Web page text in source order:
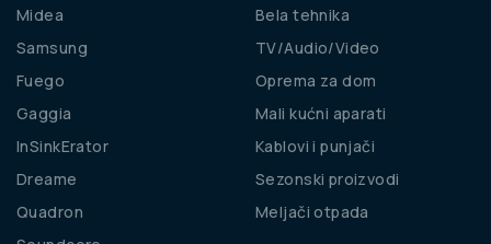
Midea
Samsung
Fuego
Gaggia
InSinkErator
Dreame
Quadron
Bela tehnika
TV/Audio/Video
Oprema za dom
Mali kućni aparati
Kablovi i punjači
Sezonski proizvodi
Meljači otpada